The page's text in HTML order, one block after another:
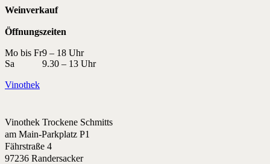
Weinverkauf
Öffnungszeiten
Mo bis Fr9 – 18 Uhr
Sa
9.30 – 13 Uhr
Vinothek
Vinothek Trockene Schmitts
am Main-Parkplatz P1
Fährstraße 4
97236 Randersacker